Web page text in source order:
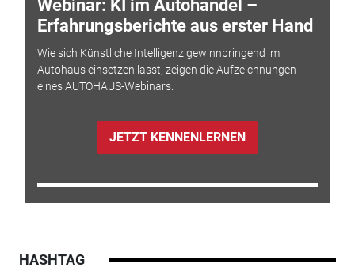
Webinar: KI im Autohandel –
Erfahrungsberichte aus erster Hand
Wie sich Künstliche Intelligenz gewinnbringend im
Autohaus einsetzen lässt, zeigen die Aufzeichnungen
eines AUTOHAUS-Webinars.
JETZT KENNENLERNEN
HASHTAG